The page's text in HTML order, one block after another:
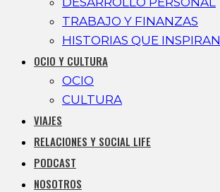
TRABAJO Y FINANZAS
HISTORIAS QUE INSPIRAN
OCIO Y CULTURA
OCIO
CULTURA
VIAJES
RELACIONES Y SOCIAL LIFE
PODCAST
NOSOTROS